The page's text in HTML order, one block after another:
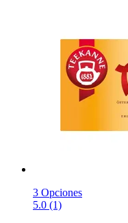
3 Opciones
5.0 (1)